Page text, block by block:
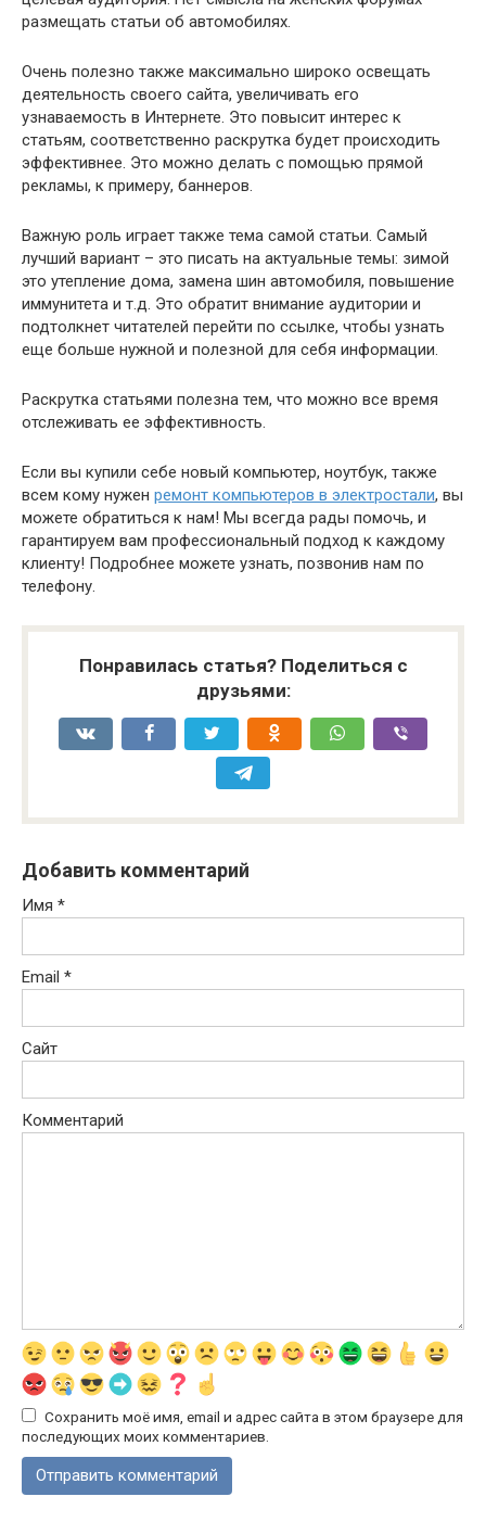
размещать статьи об автомобилях.
Очень полезно также максимально широко освещать
деятельность своего сайта, увеличивать его
узнаваемость в Интернете. Это повысит интерес к
статьям, соответственно раскрутка будет происходить
эффективнее. Это можно делать с помощью прямой
рекламы, к примеру, баннеров.
Важную роль играет также тема самой статьи. Самый
лучший вариант – это писать на актуальные темы: зимой
это утепление дома, замена шин автомобиля, повышение
иммунитета и т.д. Это обратит внимание аудитории и
подтолкнет читателей перейти по ссылке, чтобы узнать
еще больше нужной и полезной для себя информации.
Раскрутка статьями полезна тем, что можно все время
отслеживать ее эффективность.
Если вы купили себе новый компьютер, ноутбук, также
всем кому нужен ремонт компьютеров в электростали, вы
можете обратиться к нам! Мы всегда рады помочь, и
гарантируем вам профессиональный подход к каждому
клиенту! Подробнее можете узнать, позвонив нам по
телефону.
Понравилась статья? Поделиться с
друзьями:
Добавить комментарий
Имя *
Email *
Сайт
Комментарий
Сохранить моё имя, email и адрес сайта в этом браузере для
последующих моих комментариев.